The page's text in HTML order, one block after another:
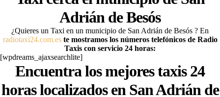
Adrián de Besós
¿Quieres un Taxi en un municipio de San Adrián de Besós ? En
radiotaxi24.com.es te mostramos los números telefónicos de Radio
Taxis con servicio 24 horas:
[wpdreams_ajaxsearchlite]
Encuentra los mejores taxis 24
horas localizados en San Adrián de